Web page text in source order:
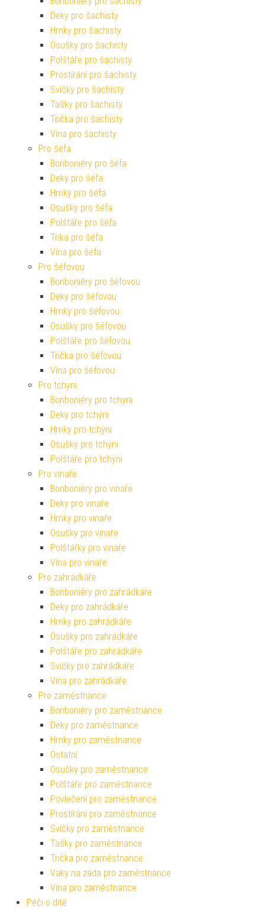
Deky pro šachisty
Hrnky pro šachisty
Osušky pro šachisty
Polštáře pro šachisty
Prostírání pro šachisty
Svíčky pro šachisty
Tašky pro šachisty
Trička pro šachisty
Vína pro šachisty
Pro šéfa
Bonboniéry pro šéfa
Deky pro šéfa
Hrnky pro šéfa
Osušky pro šéfa
Polštáře pro šéfa
Trika pro šéfa
Vína pro šéfa
Pro šéfovou
Bonboniéry pro šéfovou
Deky pro šéfovou
Hrnky pro šéfovou
Osušky pro šéfovou
Polštáře pro šéfovou
Trička pro šéfovou
Vína pro šéfovou
Pro tchyni
Bonboniéry pro tchyni
Deky pro tchýni
Hrnky pro tchýni
Osušky pro tchýni
Polštáře pro tchýni
Pro vinaře
Bonboniéry pro vinaře
Deky pro vinaře
Hrnky pro vinaře
Osušky pro vinaře
Polštářky pro vinaře
Vína pro vinaře
Pro zahrádkáře
Bonboniéry pro zahrádkáře
Deky pro zahrádkáře
Hrnky pro zahrádkáře
Osušky pro zahrádkáře
Polštáře pro zahrádkáře
Svíčky pro zahrádkáře
Vína pro zahrádkáře
Pro zaměstnance
Bonboniéry pro zaměstnance
Deky pro zaměstnance
Hrnky pro zaměstnance
Ostatní
Osušky pro zaměstnance
Polštáře pro zaměstnance
Povlečení pro zaměstnance
Prostírání pro zaměstnance
Svíčky pro zaměstnance
Tašky pro zaměstnance
Trička pro zaměstnance
Vaky na záda pro zaměstnance
Vína pro zaměstnance
Péči o dítě